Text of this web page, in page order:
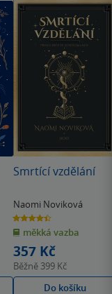
Smrtící vzdělání
Naomi Noviková
4.4
z
5
hvězdiček
měkká vazba
357 Kč
Běžně 399 Kč
Do košíku